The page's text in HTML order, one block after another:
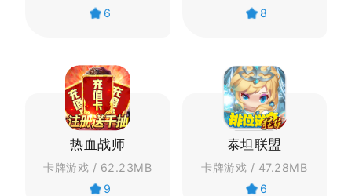
6
8
热血战师
卡牌游戏 / 62.23MB
9
泰坦联盟
卡牌游戏 / 47.28MB
6